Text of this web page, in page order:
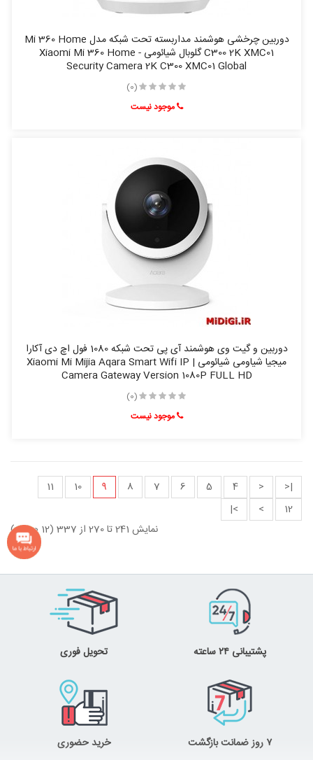
دوربین چرخشی هوشمند مداربسته تحت شبکه مدل Mi 360 Home
C300 2K XMC01 گلوبال شیائومی - Xiaomi Mi 360 Home
Security Camera 2K C300 XMC01 Global
(0)
موجود نیست
دوربین و گیت وی هوشمند آی پی تحت شبکه 1080 فول اچ دی آکارا
میجیا شیاومی شیائومی | Xiaomi Mi Mijia Aqara Smart Wifi IP
Camera Gateway Version 1080P FULL HD
(0)
موجود نیست
|<
<
4
5
6
7
8
9
10
11
12
>
>|
نمایش 241 تا 270 از 337 (12 صفحه)
تحویل فوری پشتیبانی ۲۴ ساعته
خرید حضوری ۷ روز ضمانت بازگشت